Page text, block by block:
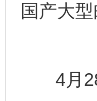
国产大
4月28